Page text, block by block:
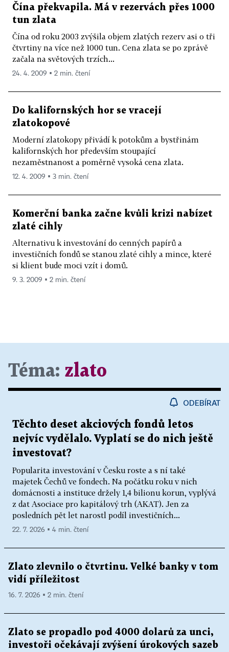
Čína překvapila. Má v rezervách přes 1000
tun zlata
Čína od roku 2003 zvýšila objem zlatých rezerv asi o tři
čtvrtiny na více než 1000 tun. Cena zlata se po zprávě
začala na světových trzích...
24. 4. 2009 ▪ 2 min. čtení
Do kalifornských hor se vracejí
zlatokopové
Moderní zlatokopy přivádí k potokům a bystřinám
kalifornských hor především stoupající
nezaměstnanost a poměrně vysoká cena zlata.
12. 4. 2009 ▪ 3 min. čtení
Komerční banka začne kvůli krizi nabízet
zlaté cihly
Alternativu k investování do cenných papírů a
investičních fondů se stanou zlaté cihly a mince, které
si klient bude moci vzít i domů.
9. 3. 2009 ▪ 2 min. čtení
Téma: zlato
ODEBÍRAT
Těchto deset akciových fondů letos
nejvíc vydělalo. Vyplatí se do nich ještě
investovat?
Popularita investování v Česku roste a s ní také
majetek Čechů ve fondech. Na počátku roku v nich
domácnosti a instituce držely 1,4 bilionu korun, vyplývá
z dat Asociace pro kapitálový trh (AKAT). Jen za
posledních pět let narostl podíl investičních...
22. 7. 2026 ▪ 4 min. čtení
Zlato zlevnilo o čtvrtinu. Velké banky v tom
vidí příležitost
16. 7. 2026 ▪ 2 min. čtení
Zlato se propadlo pod 4000 dolarů za unci,
investoři očekávají zvýšení úrokových sazeb